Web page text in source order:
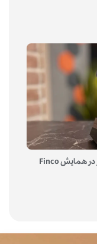
حرکت اول، برترین سرمایه‌گذار خطرپذیر کشور در همایش Finco